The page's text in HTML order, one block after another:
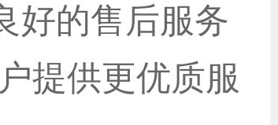
好的售后服务
提供更优质服